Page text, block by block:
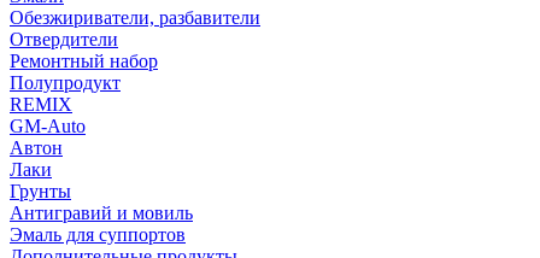
Обезжириватели, разбавители
Отвердители
Ремонтный набор
Полупродукт
REMIX
GM-Auto
Автон
Лаки
Грунты
Антигравий и мовиль
Эмаль для суппортов